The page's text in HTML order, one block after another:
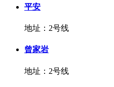
平安
地址：2号线
曾家岩
地址：2号线